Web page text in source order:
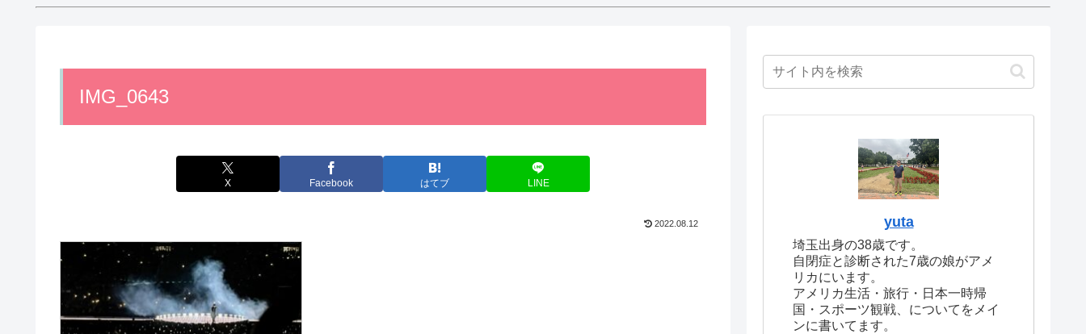
IMG_0643
X Facebook はてブ LINE
2022.08.12 yuta
埼玉出身の38歳です。
自閉症と診断された7歳の娘がアメ
リカにいます。
アメリカ生活・旅行・日本一時帰
国・スポーツ観戦、についてをメイ
ンに書いてます。